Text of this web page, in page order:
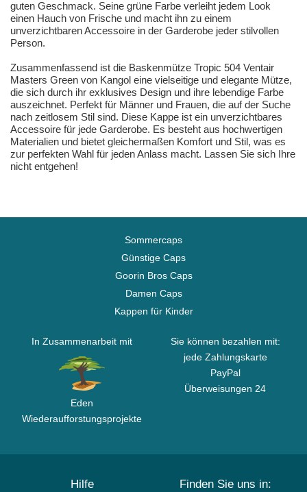
guten Geschmack. Seine grüne Farbe verleiht jedem Look
einen Hauch von Frische und macht ihn zu einem
unverzichtbaren Accessoire in der Garderobe jeder stilvollen
Person.
Zusammenfassend ist die Baskenmütze Tropic 504 Ventair
Masters Green von Kangol eine vielseitige und elegante Mütze,
die sich durch ihr exklusives Design und ihre lebendige Farbe
auszeichnet. Perfekt für Männer und Frauen, die auf der Suche
nach zeitlosem Stil sind. Diese Kappe ist ein unverzichtbares
Accessoire für jede Garderobe. Es besteht aus hochwertigen
Materialien und bietet gleichermaßen Komfort und Stil, was es
zur perfekten Wahl für jeden Anlass macht. Lassen Sie sich Ihre
nicht entgehen!
Sommercaps
Günstige Caps
Goorin Bros Caps
Damen Caps
Kappen für Kinder
In Zusammenarbeit mit
Eden
Wiederaufforstungsprojekte
Sie können bezahlen mit:
jede Zahlungskarte
PayPal
Überweisungen 24
Hilfe Finden Sie uns in: